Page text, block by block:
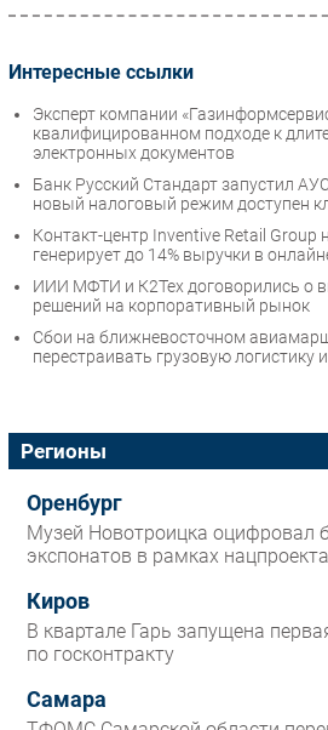
Интересные ссылки
Эксперт компании
квалифицированном подходе к
электронных документов
Банк Русский Стандарт запустил
новый налоговый режим доступен
Контакт-центр Inventive Retail Group
генерирует до 14% выручки в
ИИИ МФТИ и К2Тех договорились о
решений на корпоративный рынок
Сбои на ближневосточном
перестраивать грузовую логистику
Регионы
Оренбург
Музей Новотроицка оцифровал
экспонатов в рамках нацпроекта
Киров
В квартале Гарь запущена
по госконтракту
Самара